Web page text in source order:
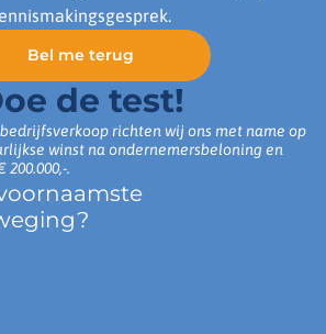
Bel me terug
de test!
richten wij ons met name op
winst na ondernemersbeloning en
.